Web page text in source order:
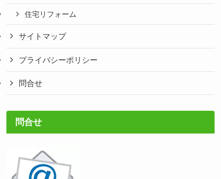
住宅リフォーム
サイトマップ
プライバシーポリシー
問合せ
問合せ